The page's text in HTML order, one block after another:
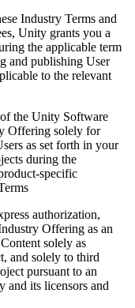
Industry Terms and
Unity grants you a
the applicable term
and publishing User
to the relevant
the Unity Software
Offering solely for
as set forth in your
during the
specific
authorization,
Offering as an
solely as
and solely to third
pursuant to an
and its licensors and